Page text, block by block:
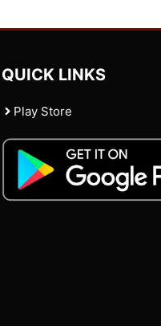
QUICK LINKS
Play Store